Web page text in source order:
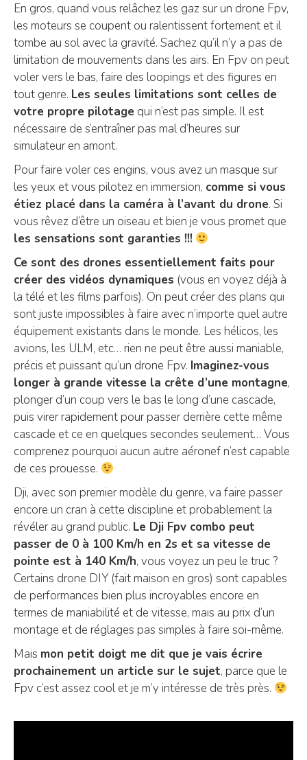
En gros, quand vous relâchez les gaz sur un drone Fpv,
les moteurs se coupent ou ralentissent fortement et il
tombe au sol avec la gravité. Sachez qu’il n’y a pas de
limitation de mouvements dans les airs. En Fpv on peut
voler vers le bas, faire des loopings et des figures en
tout genre. Les seules limitations sont celles de
votre propre pilotage qui n’est pas simple. Il est
nécessaire de s’entraîner pas mal d’heures sur
simulateur en amont.
Pour faire voler ces engins, vous avez un masque sur
les yeux et vous pilotez en immersion, comme si vous
étiez placé dans la caméra à l’avant du drone. Si
vous rêvez d’être un oiseau et bien je vous promet que
les sensations sont garanties !!!
Ce sont des drones essentiellement faits pour
créer des vidéos dynamiques (vous en voyez déjà à
la télé et les films parfois). On peut créer des plans qui
sont juste impossibles à faire avec n’importe quel autre
équipement existants dans le monde. Les hélicos, les
avions, les ULM, etc… rien ne peut être aussi maniable,
précis et puissant qu’un drone Fpv. Imaginez-vous
longer à grande vitesse la crête d’une montagne,
plonger d’un coup vers le bas le long d’une cascade,
puis virer rapidement pour passer derrière cette même
cascade et ce en quelques secondes seulement… Vous
comprenez pourquoi aucun autre aéronef n’est capable
de ces prouesse.
Dji, avec son premier modèle du genre, va faire passer
encore un cran à cette discipline et probablement la
révéler au grand public. Le Dji Fpv combo peut
passer de 0 à 100 Km/h en 2s et sa vitesse de
pointe est à 140 Km/h, vous voyez un peu le truc ?
Certains drone DIY (fait maison en gros) sont capables
de performances bien plus incroyables encore en
termes de maniabilité et de vitesse, mais au prix d’un
montage et de réglages pas simples à faire soi-même.
Mais mon petit doigt me dit que je vais écrire
prochainement un article sur le sujet, parce que le
Fpv c’est assez cool et je m’y intéresse de très près.